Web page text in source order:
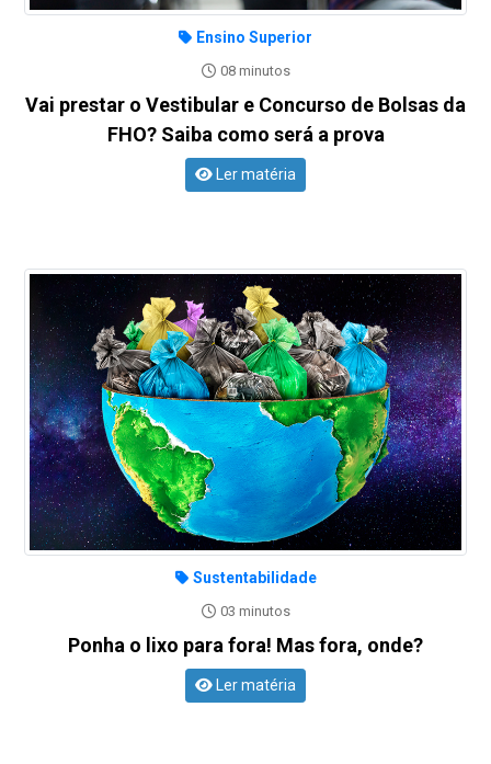
Ensino Superior
08 minutos
Vai prestar o Vestibular e Concurso de Bolsas da
FHO? Saiba como será a prova
Ler matéria
Sustentabilidade
03 minutos
Ponha o lixo para fora! Mas fora, onde?
Ler matéria